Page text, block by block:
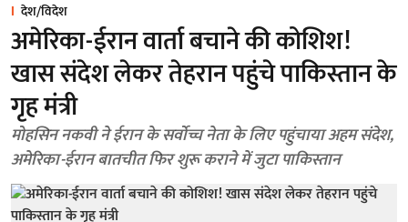
देश/विदेश
अमेरिका-ईरान वार्ता बचाने की कोशिश!
खास संदेश लेकर तेहरान पहुंचे पाकिस्तान के
गृह मंत्री
मोहसिन नकवी ने ईरान के सर्वोच्च नेता के लिए पहुंचाया अहम संदेश,
अमेरिका-ईरान बातचीत फिर शुरू कराने में जुटा पाकिस्तान